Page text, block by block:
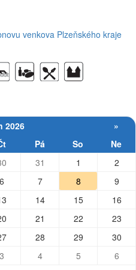
venkova Plzeňského kraje
2026
»
Pá So
Ne
31 1
2
6 7 8
9
14 15
16
21 22
23
28 29
30
3 4 5
6